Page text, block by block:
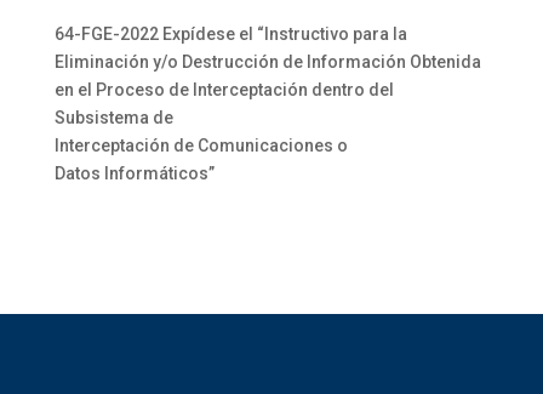
64-FGE-2022 Expídese el “Instructivo para la
Eliminación y/o Destrucción de Información Obtenida
en el Proceso de Interceptación dentro del
Subsistema de
Interceptación de Comunicaciones o
Datos Informáticos”